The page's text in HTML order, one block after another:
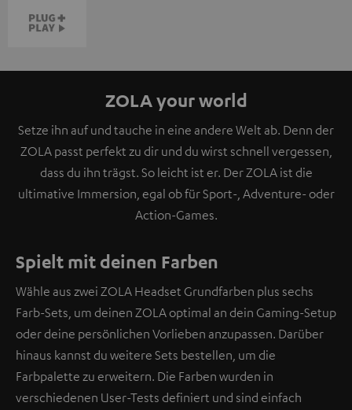
ZOLA your world
Setze ihn auf und tauche in eine andere Welt ab. Denn der
ZOLA passt perfekt zu dir und du wirst schnell vergessen,
dass du ihn trägst. So leicht ist er. Der ZOLA ist die
ultimative Immersion, egal ob für Sport-, Adventure- oder
Action-Games.
Spielt mit deinen Farben
Wähle aus zwei ZOLA Headset Grundfarben plus sechs
Farb-Sets, um deinen ZOLA optimal an dein Gaming-Setup
oder deine persönlichen Vorlieben anzupassen. Darüber
hinaus kannst du weitere Sets bestellen, um die
Farbpalette zu erweitern. Die Farben wurden in
verschiedenen User-Tests definiert und sind einfach